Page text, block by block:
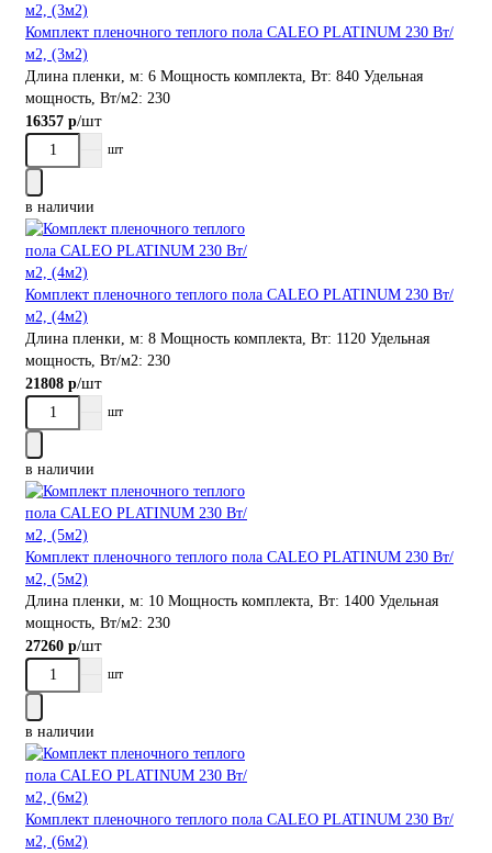
Комплект пленочного теплого пола CALEO PLATINUM 230 Вт/
м2, (3м2)
Длина пленки, м: 6 Мощность комплекта, Вт: 840 Удельная
мощность, Вт/м2: 230
16357 р/шт
шт
в наличии
Комплект пленочного теплого пола CALEO PLATINUM 230 Вт/
м2, (4м2)
Длина пленки, м: 8 Мощность комплекта, Вт: 1120 Удельная
мощность, Вт/м2: 230
21808 р/шт
шт
в наличии
Комплект пленочного теплого пола CALEO PLATINUM 230 Вт/
м2, (5м2)
Длина пленки, м: 10 Мощность комплекта, Вт: 1400 Удельная
мощность, Вт/м2: 230
27260 р/шт
шт
в наличии
Комплект пленочного теплого пола CALEO PLATINUM 230 Вт/
м2, (6м2)